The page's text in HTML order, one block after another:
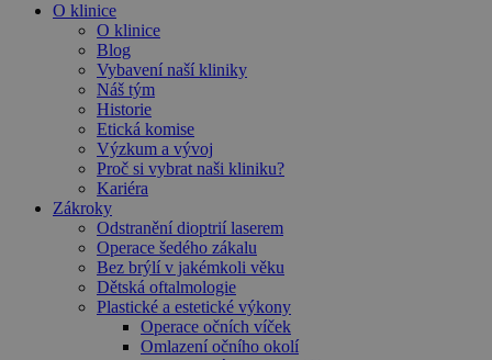
O klinice
O klinice
Blog
Vybavení naší kliniky
Náš tým
Historie
Etická komise
Výzkum a vývoj
Proč si vybrat naši kliniku?
Kariéra
Zákroky
Odstranění dioptrií laserem
Operace šedého zákalu
Bez brýlí v jakémkoli věku
Dětská oftalmologie
Plastické a estetické výkony
Operace očních víček
Omlazení očního okolí